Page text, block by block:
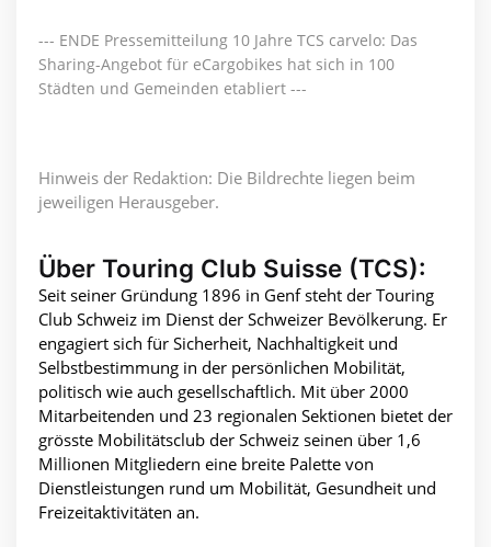
--- ENDE Pressemitteilung 10 Jahre TCS carvelo: Das
Sharing-Angebot für eCargobikes hat sich in 100
Städten und Gemeinden etabliert ---
Hinweis der Redaktion: Die Bildrechte liegen beim
jeweiligen Herausgeber.
Über Touring Club Suisse (TCS):
Seit seiner Gründung 1896 in Genf steht der Touring
Club Schweiz im Dienst der Schweizer Bevölkerung. Er
engagiert sich für Sicherheit, Nachhaltigkeit und
Selbstbestimmung in der persönlichen Mobilität,
politisch wie auch gesellschaftlich. Mit über 2000
Mitarbeitenden und 23 regionalen Sektionen bietet der
grösste Mobilitätsclub der Schweiz seinen über 1,6
Millionen Mitgliedern eine breite Palette von
Dienstleistungen rund um Mobilität, Gesundheit und
Freizeitaktivitäten an.